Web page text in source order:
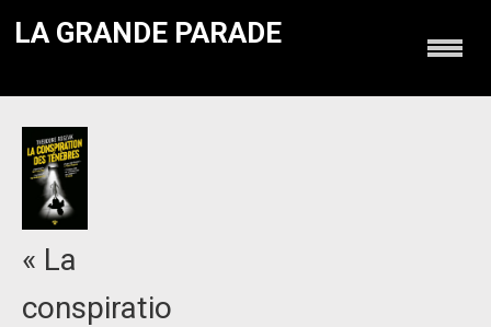
LA GRANDE PARADE
« La
conspiratio